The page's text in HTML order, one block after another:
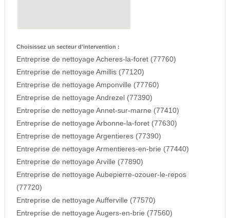
Choisissez un secteur d'intervention :
Entreprise de nettoyage Acheres-la-foret (77760)
Entreprise de nettoyage Amillis (77120)
Entreprise de nettoyage Amponville (77760)
Entreprise de nettoyage Andrezel (77390)
Entreprise de nettoyage Annet-sur-marne (77410)
Entreprise de nettoyage Arbonne-la-foret (77630)
Entreprise de nettoyage Argentieres (77390)
Entreprise de nettoyage Armentieres-en-brie (77440)
Entreprise de nettoyage Arville (77890)
Entreprise de nettoyage Aubepierre-ozouer-le-repos
(77720)
Entreprise de nettoyage Aufferville (77570)
Entreprise de nettoyage Augers-en-brie (77560)